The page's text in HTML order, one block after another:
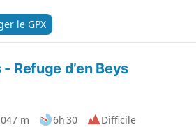
le GPX
Refuge d’en Beys
m 6h 30
Difficile